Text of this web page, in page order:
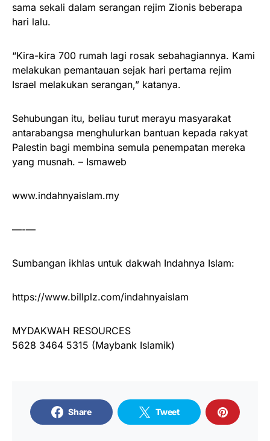
sama sekali dalam serangan rejim Zionis beberapa
hari lalu.
“Kira-kira 700 rumah lagi rosak sebahagiannya. Kami
melakukan pemantauan sejak hari pertama rejim
Israel melakukan serangan,” katanya.
Sehubungan itu, beliau turut merayu masyarakat
antarabangsa menghulurkan bantuan kepada rakyat
Palestin bagi membina semula penempatan mereka
yang musnah. – Ismaweb
www.indahnyaislam.my
—-—
Sumbangan ikhlas untuk dakwah Indahnya Islam:
https://www.billplz.com/indahnyaislam
MYDAKWAH RESOURCES
5628 3464 5315 (Maybank Islamik)
Share Tweet